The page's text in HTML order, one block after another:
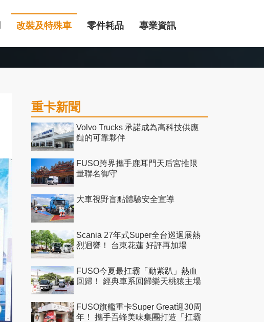
改裝及特殊車 零件耗品 專業資訊
重卡新聞
Volvo Trucks 承諾成為高科技供應
鏈的可靠夥伴
FUSO跨界攜手鹿耳門天后宮推限
量聯名御守
大車視野盲點體驗安全宣導
Scania 27年式Super全台巡迴展熱
烈迴響！ 台東花蓮 好評再加場
FUSO今夏最扛霸「動紫趴」熱血
回歸！ 經典車系回歸樂天桃猿主場
FUSO旗艦重卡Super Great迎30周
年！ 攜手吾蜂美味集團打造「扛霸